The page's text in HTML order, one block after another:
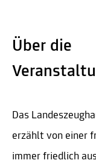
Über die
Das
erzählt von einer
immer friedlich